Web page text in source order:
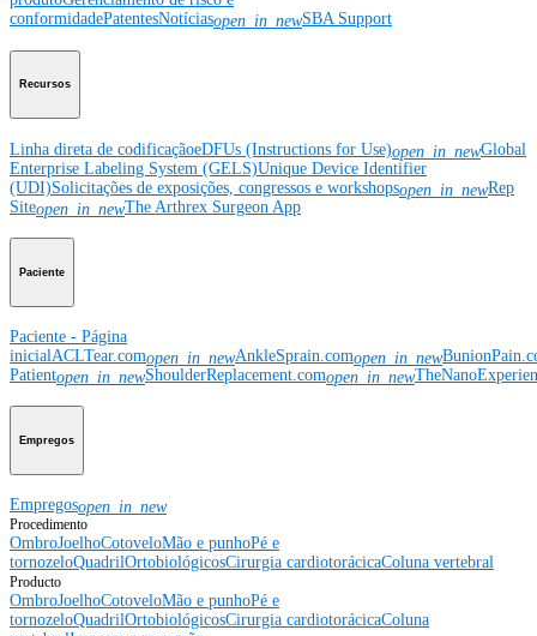
conformidadePatentesNotíciasopen_in_newSBA Support
Recursos
Linha direta de codificaçãoeDFUs (Instructions for Use)open_in_newGlobal
Enterprise Labeling System (GELS)Unique Device Identifier
(UDI)Solicitações de exposições, congressos e workshopsopen_in_newRep
Siteopen_in_newThe Arthrex Surgeon App
Paciente
Paciente - Página
inicialACLTear.comopen_in_newAnkleSprain.comopen_in_new
Patientopen_in_newShoulderReplacement.comopen_in_new
Empregos
Empregosopen_in_new
Procedimento
OmbroJoelhoCotoveloMão e punhoPé e
tornozeloQuadrilOrtobiológicosCirurgia cardiotorácicaColuna vertebral
Producto
OmbroJoelhoCotoveloMão e punhoPé e
tornozeloQuadrilOrtobiológicosCirurgia cardiotorácicaColuna